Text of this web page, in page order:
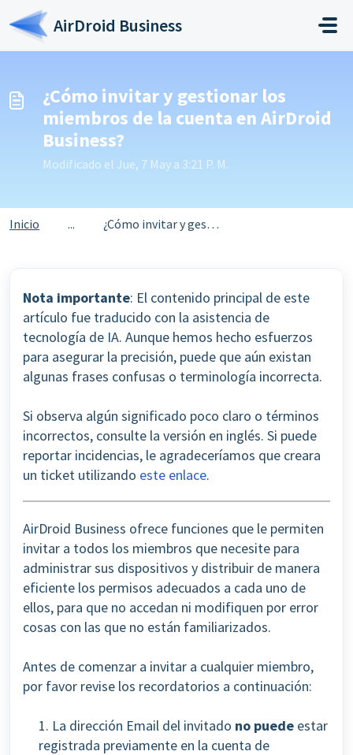
Saltar al contenido principal
AirDroid Business
¿Cómo invitar y gestionar los
miembros de la cuenta en AirDroid
Business?
Modificado el Jue, 7 May a 3:21 P. M.
Inicio ... ¿Cómo invitar y gestionar los miembros de la cuenta en Ai...
Nota importante: El contenido principal de este
artículo fue traducido con la asistencia de
tecnología de IA. Aunque hemos hecho esfuerzos
para asegurar la precisión, puede que aún existan
algunas frases confusas o terminología incorrecta.
Si observa algún significado poco claro o términos
incorrectos, consulte la versión en inglés. Si puede
reportar incidencias, le agradeceríamos que creara
un ticket utilizando este enlace.
AirDroid Business ofrece funciones que le permiten
invitar a todos los miembros que necesite para
administrar sus dispositivos y distribuir de manera
eficiente los permisos adecuados a cada uno de
ellos, para que no accedan ni modifiquen por error
cosas con las que no están familiarizados.
Antes de comenzar a invitar a cualquier miembro,
por favor revise los recordatorios a continuación:
1. La dirección Email del invitado no puede estar
registrada previamente en la cuenta de